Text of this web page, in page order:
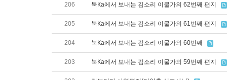
206 북Ка에서 보내는 김소리 이물가의 62번째 편지
205 북Ка에서 보내는 김소리 이물가의 61번째 편지
204 북Ка에서 보내는 김소리 이물가의 60번째
203 북Ка에서 보내는 김소리 이물가의 59번째 편지